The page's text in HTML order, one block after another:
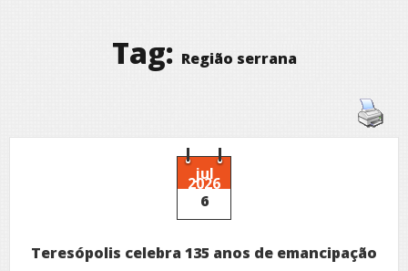
Tag: Região serrana
jul
2026
6
Teresópolis celebra 135 anos de emancipação